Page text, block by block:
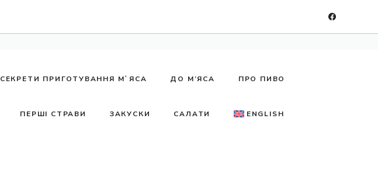
СЕКРЕТИ ПРИГОТУВАННЯ М`ЯСА ДО М’ЯСА ПРО ПИВО
ПЕРШІ СТРАВИ ЗАКУСКИ САЛАТИ ENGLISH